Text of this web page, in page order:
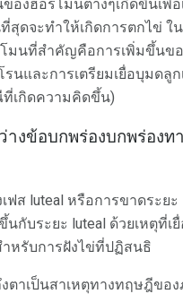
งฮอร์โมนต่างๆเกิดขึ้นเพื่อ
สุดจะทำให้เกิดการตกไข่ ใ
มนที่สำคัญคือการเพิ่มขึ้นข
รนและการเตรียมเยื่อบุมดลู
เกิดความคิดขึ้น)
งข้อบกพร่องบกพร่องท
ฟส luteal หรือการขาดระยะ
กับระยะ luteal ด้วยเหตุที่เ
หรับการฝังไข่ที่ปฏิสนธิ
าเป็นสาเหตุทางทฤษฎีขอ